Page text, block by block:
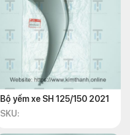
Bộ yếm xe SH 125/150 2021
SKU: